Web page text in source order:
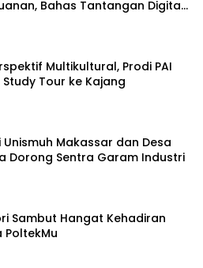
Bahas Tantangan Digital
Lokal
Multikultural, Prodi PAI
Study Tour ke Kajang
Makassar dan Desa
Dorong Sentra Garam Industri
Sambut Hangat Kehadiran
PoltekMu